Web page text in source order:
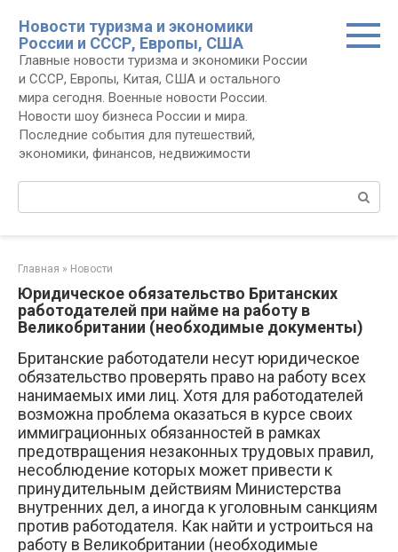
контенту
Новости туризма и экономики
России и СССР, Европы, США
Главные новости туризма и экономики России
и СССР, Европы, Китая, США и остального
мира сегодня. Военные новости России.
Новости шоу бизнеса России и мира.
Последние события для путешествий,
экономики, финансов, недвижимости
Поиск:
Главная » Новости
Юридическое обязательство Британских
работодателей при найме на работу в
Великобритании (необходимые документы)
Британские работодатели несут юридическое
обязательство проверять право на работу всех
нанимаемых ими лиц. Хотя для работодателей
возможна проблема оказаться в курсе своих
иммиграционных обязанностей в рамках
предотвращения незаконных трудовых правил,
несоблюдение которых может привести к
принудительным действиям Министерства
внутренних дел, а иногда к уголовным санкциям
против работодателя. Как найти и устроиться на
работу в Великобритании (необходимые